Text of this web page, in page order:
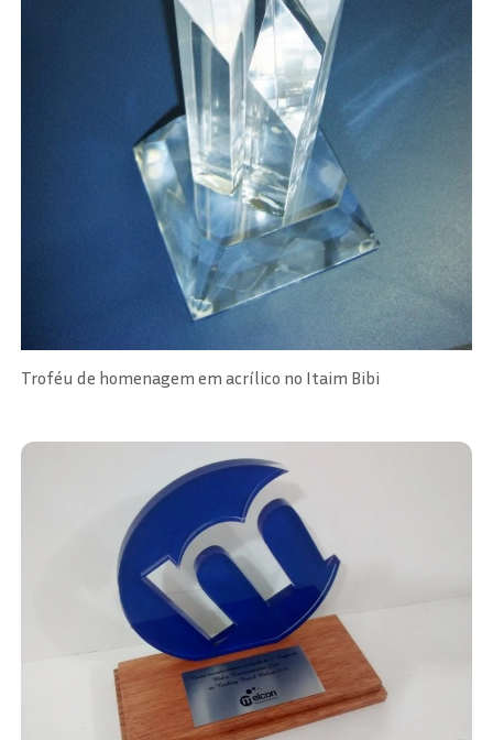
Troféu de homenagem em acrílico no Itaim Bibi